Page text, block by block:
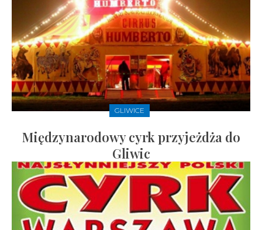
GLIWICE
Międzynarodowy cyrk przyjeżdża do
Gliwic